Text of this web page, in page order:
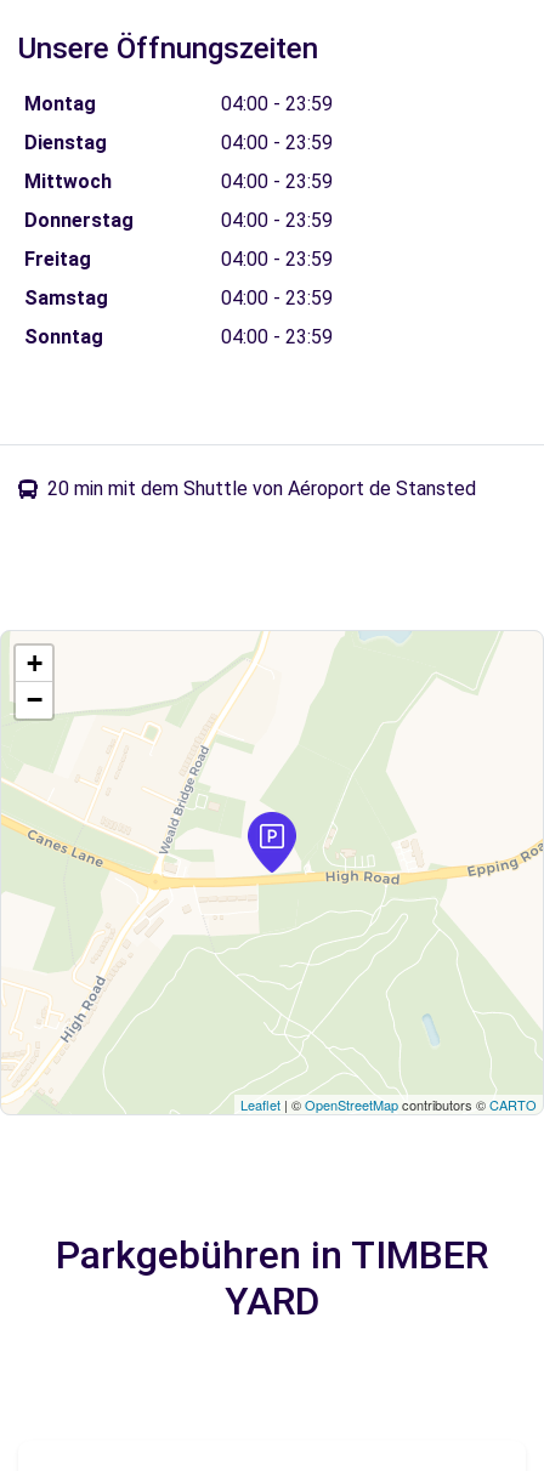
Unsere Öffnungszeiten
Montag
04:00 - 23:59
Dienstag
04:00 - 23:59
Mittwoch
04:00 - 23:59
Donnerstag
04:00 - 23:59
Freitag
04:00 - 23:59
Samstag
04:00 - 23:59
Sonntag
04:00 - 23:59
20 min mit dem Shuttle von Aéroport de Stansted
+
−
Leaflet | ©OpenStreetMapcontributors ©CARTO
Parkgebühren in TIMBER
YARD